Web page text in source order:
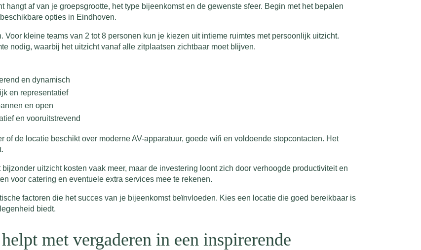
hangt af van je groepsgrootte, het type bijeenkomst en de gewenste sfeer. Begin met het bepalen
opties in Eindhoven.
Voor kleine teams van 2 tot 8 personen kun je kiezen uit intieme ruimtes met persoonlijk uitzicht.
nodig, waarbij het uitzicht vanaf alle zitplaatsen zichtbaar moet blijven.
en dynamisch
en representatief
en open
en vooruitstrevend
of de locatie beschikt over moderne AV-apparatuur, goede wifi en voldoende stopcontacten. Het
uitzicht kosten vaak meer, maar de investering loont zich door verhoogde productiviteit en
voor catering en eventuele extra services mee te rekenen.
factoren die het succes van je bijeenkomst beïnvloeden. Kies een locatie die goed bereikbaar is
biedt.
met vergaderen in een inspirerende